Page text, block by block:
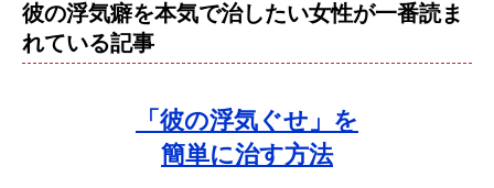
彼の浮気癖を本気で治したい女性が一番読ま
れている記事
「彼の浮気ぐせ」を
簡単に治す方法